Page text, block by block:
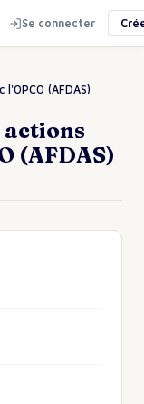
Se connecter
(AFDAS)
(AFDAS)